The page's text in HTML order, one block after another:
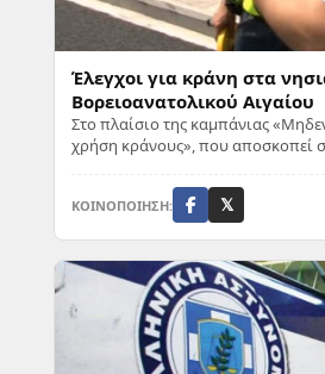
Έλεγχοι για κράνη στα
Βορειοανατολικού Αιγαίου
Στο πλαίσιο της καμπάνιας
χρήση κράνους», που αποσκοπεί
ΚΟΙΝΟΠΟΙΗΣΗ: 𝕏